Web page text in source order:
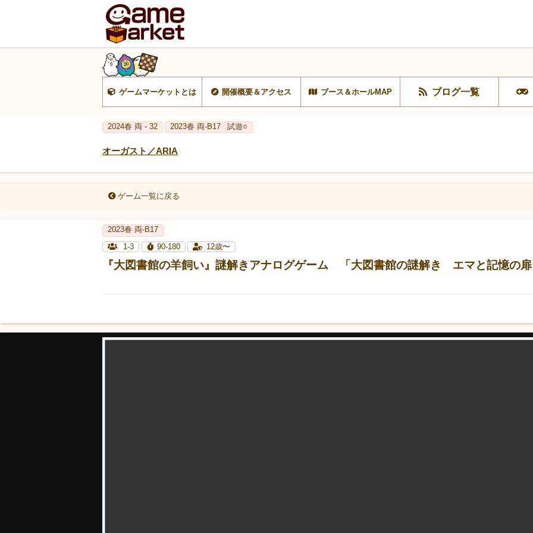
ゲームマーケットとは 開催概要＆アクセス ブース＆ホールMAP ブログ一覧
2024春 両 - 32 2023春 両‐B17 試遊○
オーガスト／ARIA
ゲーム一覧に戻る
2023春 両‐B17
1-3
90-180 12歳〜
『大図書館の羊飼い』謎解きアナログゲーム 「大図書館の謎解き エマと記憶の扉